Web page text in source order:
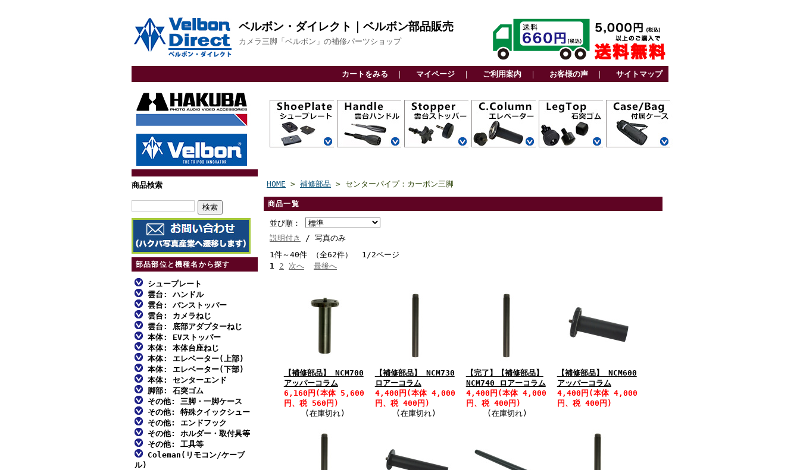
ベルボン・ダイレクト｜ベルボン部品販売
カメラ三脚「ベルボン」の補修パーツショップ
カートをみる ｜ マイページ ｜ ご利用案内 ｜ お客様の声 ｜ サイトマップ
商品検索
部品部位と機種名から探す
シュープレート
ファミリー三脚
アルミ三脚
ビデオ三脚
カーボン三脚
スタンド型一脚
一脚
雲台単品
アクセサリー
雲台: ハンドル
ファミリー三脚
アルミ三脚
ビデオ三脚
カーボン三脚
スタンド型一脚・一脚
雲台単品
アクセサリー
雲台: パンストッパー
ファミリー三脚
アルミ三脚
ビデオ三脚
カーボン三脚
スタンド型一脚・一脚
雲台単品
アクセサリー
雲台: カメラねじ
ファミリー三脚
アルミ三脚
カーボン三脚
雲台単品
アクセサリー
雲台: 底部アダプターねじ
MFスクリュー
対応一覧: ハンドル雲台
対応一覧: 自由雲台
対応一覧: アクセサリー
取付不能雲台
本体: EVストッパー
ファミリー三脚
アルミ三脚
ビデオ三脚
カーボン三脚
スタンド型一脚
アクセサリー
本体: 本体台座ねじ
アルミ三脚
カーボン三脚
スタンド型一脚・一脚
本体: エレベーター(上部)
アルミ三脚
ビデオ三脚
カーボン三脚
アクセサリー
本体: エレベーター(下部)
アルミ三脚
ビデオ三脚
カーボン三脚
アクセサリー
本体: センターエンド
アルミ三脚
ビデオ三脚
カーボン三脚01
カーボン三脚02
アクセサリー
脚部: 石突ゴム
ファミリー三脚
アルミ三脚
ビデオ三脚
カーボン三脚
その他: 三脚・一脚ケース
ファミリー三脚
アルミ三脚
ビデオ三脚
その他: 特殊クイックシュー
ダボ式シュー
その他: エンドフック
エンドフック
その他: ホルダー・取付具等
ホルダー・取付具等
その他: 工具等
工具類
Coleman(リモコン/ケーブ
ル)
HOME > 補修部品 > センターパイプ：カーボン三脚
商品一覧
並び順：
説明付き
/ 写真のみ
1件～40件 （全62件） 1/2ページ
1 2 次へ 最後へ
【補修部品】 NCM700
アッパーコラム
6,160円(本体 5,600
円、税 560円)
(在庫切れ)
【補修部品】 NCM730
ロアーコラム
4,400円(本体 4,000
円、税 400円)
(在庫切れ)
【完了】【補修部品】
NCM740 ロアーコラム
4,400円(本体 4,000
円、税 400円)
(在庫切れ)
【補修部品】 NCM600
アッパーコラム
4,400円(本体 4,000
円、税 400円)